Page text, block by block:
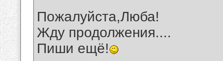
Пожалуйста,Люба!
Жду продолжения....
Пиши ещё!